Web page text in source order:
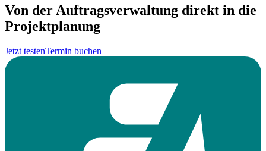
Von der Auftragsverwaltung direkt in die
Projektplanung
Jetzt testenTermin buchen